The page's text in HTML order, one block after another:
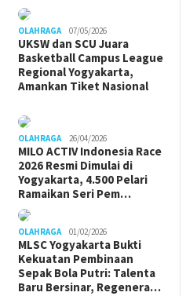
OLAHRAGA 07/05/2026
UKSW dan SCU Juara
Basketball Campus League
Regional Yogyakarta,
Amankan Tiket Nasional
OLAHRAGA 26/04/2026
MILO ACTIV Indonesia Race
2026 Resmi Dimulai di
Yogyakarta, 4.500 Pelari
Ramaikan Seri Pem…
OLAHRAGA 01/02/2026
MLSC Yogyakarta Bukti
Kekuatan Pembinaan
Sepak Bola Putri: Talenta
Baru Bersinar, Regenera…